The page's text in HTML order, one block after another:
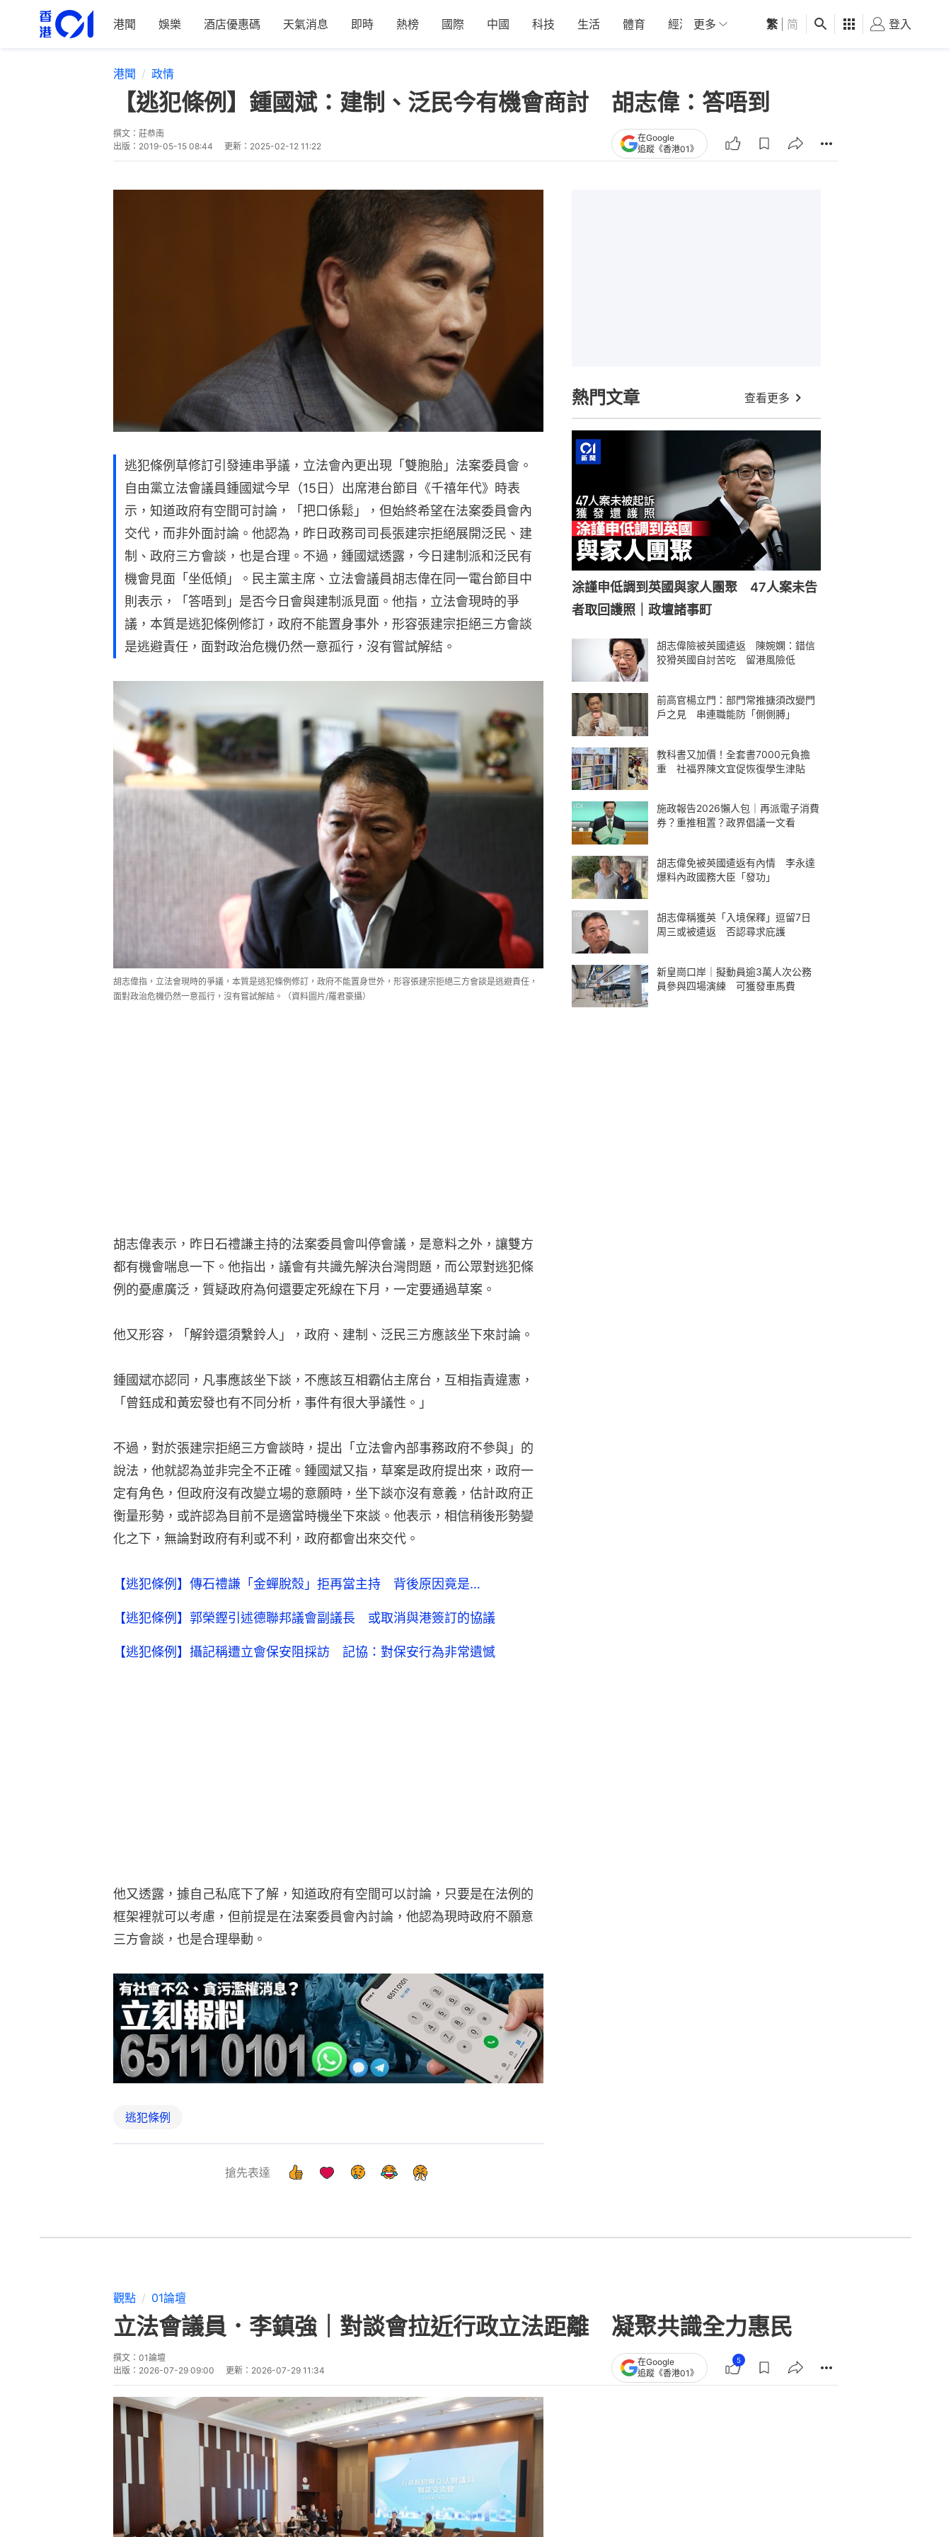
港聞 娛樂 酒店優惠碼 天氣消息 即時 熱榜 國際 中國 科技 生活 體育 經濟 01深圳 觀點 健康 好食玩飛
更多 繁 简 登入
港聞 政情
【逃犯條例】鍾國斌：建制、泛民今有機會商討 胡志偉：答唔到
撰文： 莊恭南
出版： 2019-05-15 08:44 更新： 2025-02-12 11:22
在Google
追蹤《香港01》
逃犯條例草修訂引發連串爭議，立法會內更出現「雙胞胎」法案委員會。
自由黨立法會議員鍾國斌今早（15日）出席港台節目《千禧年代》時表
示，知道政府有空間可討論，「把口係鬆」，但始終希望在法案委員會內
交代，而非外面討論。他認為，昨日政務司司長張建宗拒絕展開泛民、建
制、政府三方會談，也是合理。不過，鍾國斌透露，今日建制派和泛民有
機會見面「坐低傾」。民主黨主席、立法會議員胡志偉在同一電台節目中
則表示，「答唔到」是否今日會與建制派見面。他指，立法會現時的爭
議，本質是逃犯條例修訂，政府不能置身事外，形容張建宗拒絕三方會談
是逃避責任，面對政治危機仍然一意孤行，沒有嘗試解結。
胡志偉指，立法會現時的爭議，本質是逃犯條例修訂，政府不能置身世外，形容張建宗拒絕三方會談是逃避責任，
面對政治危機仍然一意孤行，沒有嘗試解結。（資料圖片/羅君豪攝）
胡志偉表示，昨日石禮謙主持的法案委員會叫停會議，是意料之外，讓雙方
都有機會喘息一下。他指出，議會有共識先解決台灣問題，而公眾對逃犯條
例的憂慮廣泛，質疑政府為何還要定死線在下月，一定要通過草案。
他又形容，「解鈴還須繫鈴人」，政府、建制、泛民三方應該坐下來討論。
鍾國斌亦認同，凡事應該坐下談，不應該互相霸佔主席台，互相指責違憲，
「曾鈺成和黃宏發也有不同分析，事件有很大爭議性。」
不過，對於張建宗拒絕三方會談時，提出「立法會內部事務政府不參與」的
說法，他就認為並非完全不正確。鍾國斌又指，草案是政府提出來，政府一
定有角色，但政府沒有改變立場的意願時，坐下談亦沒有意義，估計政府正
衡量形勢，或許認為目前不是適當時機坐下來談。他表示，相信稍後形勢變
化之下，無論對政府有利或不利，政府都會出來交代。
【逃犯條例】傳石禮謙「金蟬脫殼」拒再當主持 背後原因竟是…
【逃犯條例】郭榮鏗引述德聯邦議會副議長 或取消與港簽訂的協議
【逃犯條例】攝記稱遭立會保安阻採訪 記協：對保安行為非常遺憾
他又透露，據自己私底下了解，知道政府有空間可以討論，只要是在法例的
框架裡就可以考慮，但前提是在法案委員會內討論，他認為現時政府不願意
三方會談，也是合理舉動。
逃犯條例
搶先表達
熱門文章 查看更多
涂謹申低調到英國與家人團聚 47人案未告
者取回護照｜政壇諸事町
胡志偉險被英國遣返 陳婉嫻：錯信
狡猾英國自討苦吃 留港風險低
前高官楊立門：部門常推搪須改變門
戶之見 串連職能防「側側膊」
教科書又加價！全套書7000元負擔
重 社福界陳文宜促恢復學生津貼
施政報告2026懶人包｜再派電子消費
券？重推租置？政界倡議一文看
胡志偉免被英國遣返有內情 李永達
爆料內政國務大臣「發功」
胡志偉稱獲英「入境保釋」逗留7日
周三或被遣返 否認尋求庇護
新皇崗口岸｜擬動員逾3萬人次公務
員參與四場演練 可獲發車馬費
觀點 01論壇
立法會議員．李鎮強｜對談會拉近行政立法距離 凝聚共識全力惠民
撰文： 01論壇
出版： 2026-07-29 09:00 更新： 2026-07-29 11:34
在Google
追蹤《香港01》
5